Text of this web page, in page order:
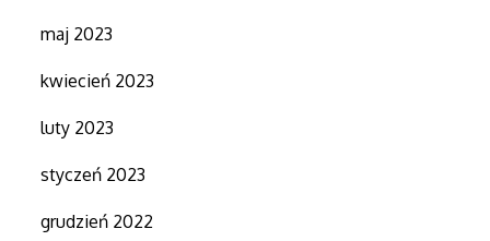
maj 2023
kwiecień 2023
luty 2023
styczeń 2023
grudzień 2022